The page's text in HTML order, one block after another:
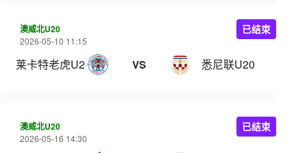
澳威北U20
2026-05-10 11:15
莱卡特老虎U20 VS 悉尼联U20
已结束
澳威北U20
2026-05-16 14:30
已结束